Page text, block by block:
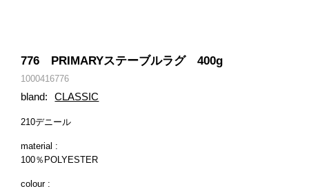
776 PRIMARYステーブルラグ 400g
1000416776
bland: CLASSIC
210デニール
material :
100％POLYESTER
colour :